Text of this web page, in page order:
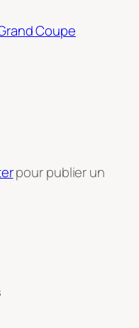
Coupe
pour publier un